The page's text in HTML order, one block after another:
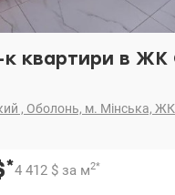
квартири в ЖК
, Оболонь, м. Мінська,
*4 412 $ за м2*